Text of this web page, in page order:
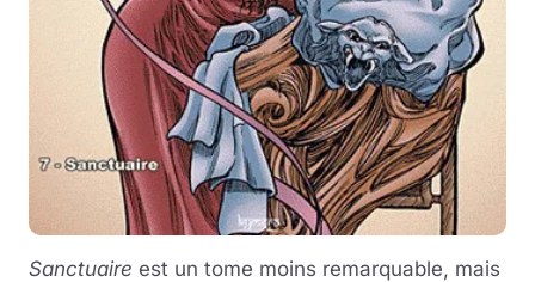
Sanctuaire est un tome moins remarquable, mais